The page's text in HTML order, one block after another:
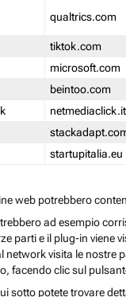
qualtrics.com
tiktok.com
microsoft.com
beintoo.com
netmediaclick.it
startupitalia.eu
web potrebbero
ad esempio
parti e il plug-in viene
network visita le nostre
facendo clic sul
sotto potete trovare